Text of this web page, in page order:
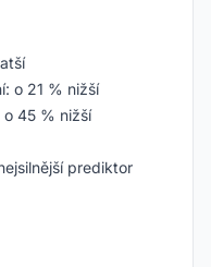
o 21 % nižší
45 % nižší
prediktor